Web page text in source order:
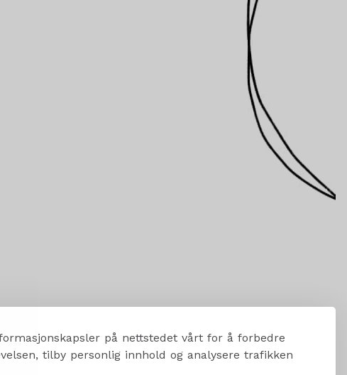
på nettstedet vårt for å forbedre
tilby personlig innhold og analysere trafikken